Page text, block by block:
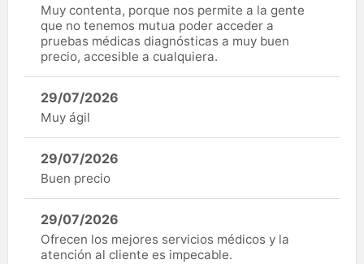
Muy contenta, porque nos permite a la gente
que no tenemos mutua poder acceder a
pruebas médicas diagnósticas a muy buen
precio, accesible a cualquiera.
29/07/2026
Muy ágil
29/07/2026
Buen precio
29/07/2026
Ofrecen los mejores servicios médicos y la
atención al cliente es impecable.